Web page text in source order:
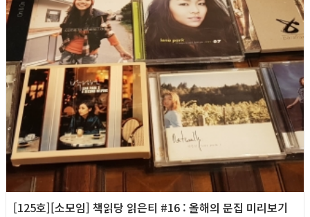
[125호][소모임] 책읽당 읽은티 #16 : 올해의 문집 미리보기